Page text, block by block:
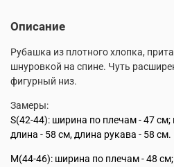
Описание
Рубашка из плотного хлопка,
шнуровкой на спине. Чуть
фигурный низ.
Замеры:
S(42-44): ширина по плечам - 47 см;
длина - 58 см, длина рукава - 58 см.
M(44-46): ширина по плечам - 48